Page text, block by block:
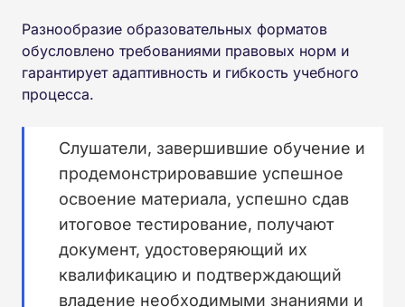
Разнообразие образовательных форматов
обусловлено требованиями правовых норм и
гарантирует адаптивность и гибкость учебного
процесса.
Слушатели, завершившие обучение и
продемонстрировавшие успешное
освоение материала, успешно сдав
итоговое тестирование, получают
документ, удостоверяющий их
квалификацию и подтверждающий
владение необходимыми знаниями и